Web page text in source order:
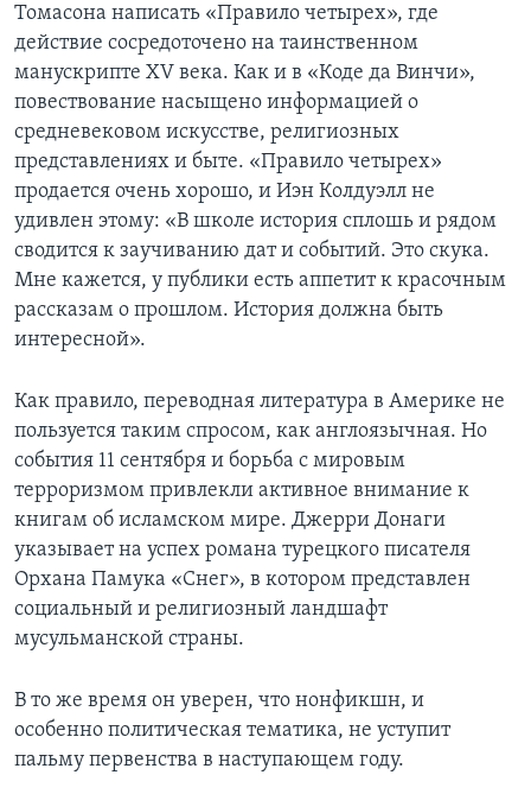
Томасона написать «Правило четырех», где
действие сосредоточено на таинственном
манускрипте XV века. Как и в «Коде да Винчи»,
повествование насыщено информацией о
средневековом искусстве, религиозных
представлениях и быте. «Правило четырех»
продается очень хорошо, и Иэн Колдуэлл не
удивлен этому: «В школе история сплошь и рядом
сводится к заучиванию дат и событий. Это скука.
Мне кажется, у публики есть аппетит к красочным
рассказам о прошлом. История должна быть
интересной».
Как правило, переводная литература в Америке не
пользуется таким спросом, как англоязычная. Но
события 11 сентября и борьба с мировым
терроризмом привлекли активное внимание к
книгам об исламском мире. Джерри Донаги
указывает на успех романа турецкого писателя
Орхана Памука «Снег», в котором представлен
социальный и религиозный ландшафт
мусульманской страны.
В то же время он уверен, что нонфикшн, и
особенно политическая тематика, не уступит
пальму первенства в наступающем году.